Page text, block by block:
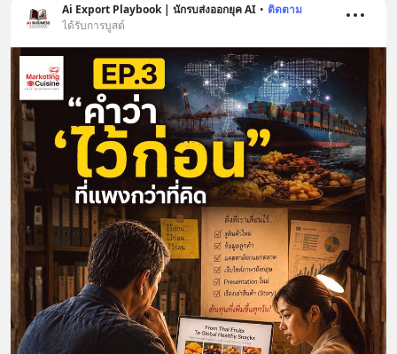
Ai Export Playbook | นักรบส่งออกยุค AI • ติดตาม
ได้รับการบูสต์